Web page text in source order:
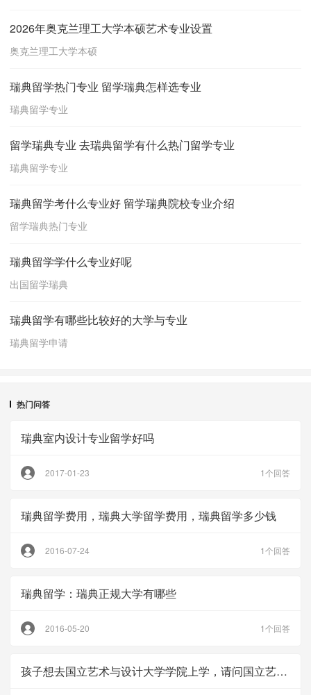
2026年奥克兰理工大学本硕艺术专业设置
奥克兰理工大学本硕
瑞典留学热门专业 留学瑞典怎样选专业
瑞典留学专业
留学瑞典专业 去瑞典留学有什么热门留学专业
瑞典留学专业
瑞典留学考什么专业好 留学瑞典院校专业介绍
留学瑞典热门专业
瑞典留学学什么专业好呢
出国留学瑞典
瑞典留学有哪些比较好的大学与专业
瑞典留学申请
热门问答
瑞典室内设计专业留学好吗
2017-01-23 1个回答
瑞典留学费用，瑞典大学留学费用，瑞典留学多少钱
2016-07-24 1个回答
瑞典留学：瑞典正规大学有哪些
2016-05-20 1个回答
孩子想去国立艺术与设计大学学院上学，请问国立艺术与设计大学学院怎么样？